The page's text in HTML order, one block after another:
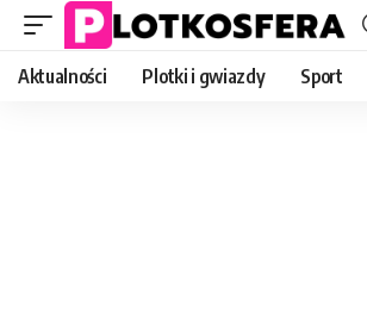
Aktualności Plotki i gwiazdy Sport